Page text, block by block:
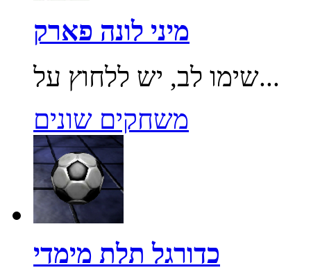
מיני לונה פארק
שימו לב, יש ללחוץ על...
משחקים שונים
כדורגל תלת מימדי